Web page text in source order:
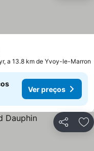
preços
a 13.8 km de Yvoy-le-Marron
Ver preços
Partilhar